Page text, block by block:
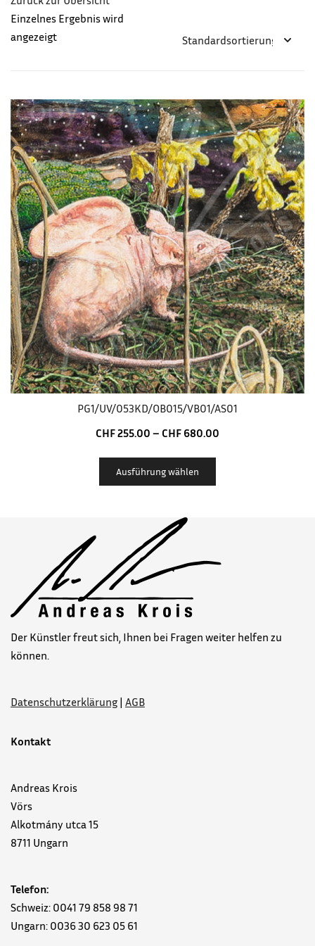
Einzelnes Ergebnis wird
angezeigt
PG1/UV/053KD/OB015/VB01/AS01
CHF255.00 – CHF 680.00
Ausführung wählen
Der Künstler freut sich, Ihnen bei Fragen weiter helfen zu
können.
Datenschutzerklärung | AGB
Kontakt
Andreas Krois
Vörs
Alkotmány utca 15
8711 Ungarn
Telefon:
Schweiz: 0041 79 858 98 71
Ungarn: 0036 30 623 05 61